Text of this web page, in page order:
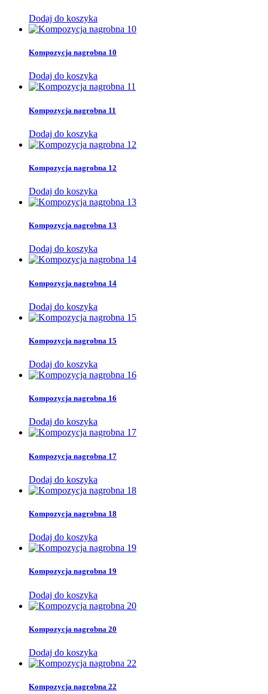
Dodaj do koszyka
Kompozycja nagrobna 10
Dodaj do koszyka
Kompozycja nagrobna 11
Dodaj do koszyka
Kompozycja nagrobna 12
Dodaj do koszyka
Kompozycja nagrobna 13
Dodaj do koszyka
Kompozycja nagrobna 14
Dodaj do koszyka
Kompozycja nagrobna 15
Dodaj do koszyka
Kompozycja nagrobna 16
Dodaj do koszyka
Kompozycja nagrobna 17
Dodaj do koszyka
Kompozycja nagrobna 18
Dodaj do koszyka
Kompozycja nagrobna 19
Dodaj do koszyka
Kompozycja nagrobna 20
Dodaj do koszyka
Kompozycja nagrobna 22